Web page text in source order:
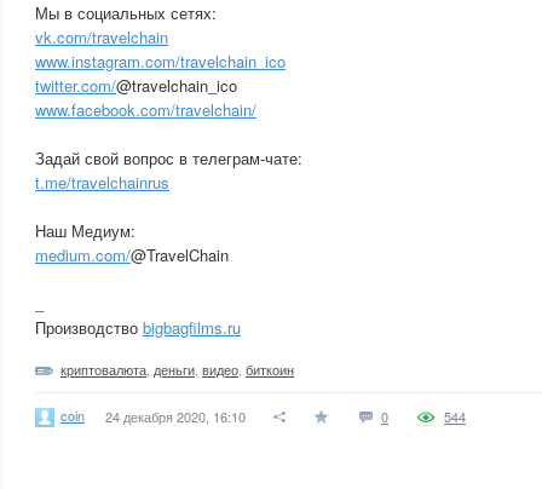
Мы в социальных сетях:
vk.com/travelchain
www.instagram.com/travelchain_ico
twitter.com/@travelchain_ico
www.facebook.com/travelchain/
Задай свой вопрос в телеграм-чате:
t.me/travelchainrus
Наш Медиум:
medium.com/@TravelChain
Производство bigbagfilms.ru
криптовалюта деньги видео биткоин
coin 24 декабря 2020, 16:10 0 544